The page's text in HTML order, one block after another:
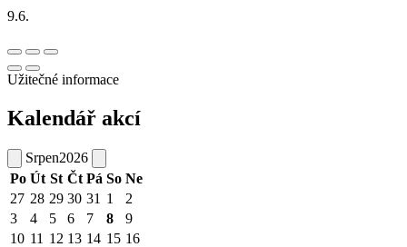
9.6.
Užitečné informace
Kalendář akcí
Srpen2026
Po Út St Čt Pá So Ne
27 28 29 30 31 1
2
3
4 5 6 7 8
9
10 11 12 13 14 15 16